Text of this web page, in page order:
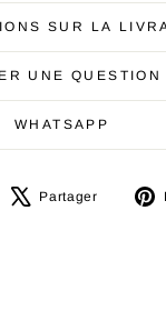
SUR LA
UNE QUESTION
WHATSAPP
Partager